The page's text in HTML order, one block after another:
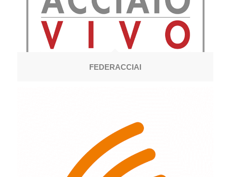
FEDERACCIAI